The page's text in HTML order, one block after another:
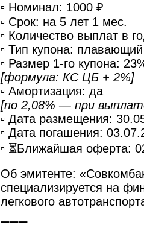
▫️ Номинал: 1000 ₽
▫️ Срок: на 5 лет 1 мес.
▫️ Количество выплат в
▫️ Тип купона: плавающий
▫️ Размер 1-го купона:
[формула: КС ЦБ + 2%]
▫️ Амортизация: да
[по 2,08% — при
▫️ Дата размещения:
▫️ Дата погашения:
▫️ ⏳Ближайшая оферта:
Об эмитенте:
специализируется на
легкового
➖➖➖